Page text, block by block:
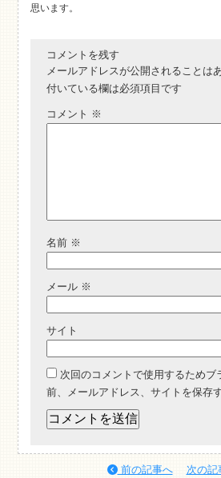
思います。
コメントを残す
メールアドレスが公開されることは
付いている欄は必須項目です
コメント ※
名前 ※
メール ※
サイト
次回のコメントで使用するためブ
前、メールアドレス、サイトを保存す
前の記事へ 次の記